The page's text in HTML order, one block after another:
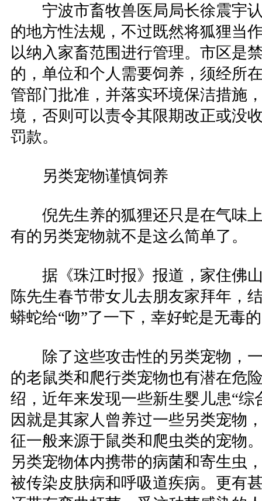
宁波市畜牧兽医局局长徐震宇认
的地方性法规，不过既然将狐狸当
以纳入家畜范围进行管理。市区是
的，单位和个人需要饲养，须经所
管部门批准，并落实环境保洁措施
境，否则可以责令其限期改正或没
罚款。
另类宠物谨慎饲养
倪先生养的狐狸还只是在气味上
有的另类宠物就不是这么简单了。
据《珠江时报》报道，家住佛山
陈先生春节带女儿去朋友家拜年，
蟒蛇给“吻”了一下，幸好蛇是无毒
除了这些攻击性的另类宠物，一
的老鼠类和爬行类宠物也有潜在危
绍，近年来发现一些新生婴儿患“综
因就是其家人曾养过一些另类宠物
征一般来源于鼠类和爬虫类的宠物
另类宠物体内携带的病菌和寄生虫
被传染皮肤病和呼吸道疾病。更有